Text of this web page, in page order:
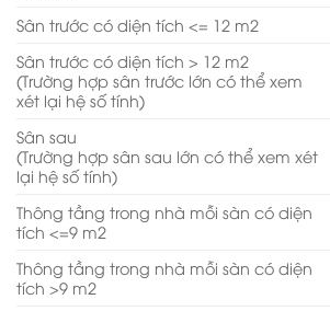
Sân trước có diện tích <= 12 m2
Sân trước có diện tích > 12 m2
(Trường hợp sân trước lớn có thể xem
xét lại hệ số tính)
Sân sau
(Trường hợp sân sau lớn có thể xem xét
lại hệ số tính)
Thông tầng trong nhà mỗi sàn có diện
tích <=9 m2
Thông tầng trong nhà mỗi sàn có diện
tích >9 m2